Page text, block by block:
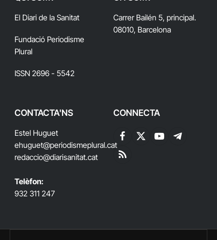
El Diari de la Sanitat
Fundació Periodisme
Plural
ISSN 2696 - 5542
Carrer Bailén 5, principal.
08010, Barcelona
CONTACTA'NS
Estel Huguet
ehuguet@periodismeplural.cat
redaccio@diarisanitat.cat
Telèfon:
932 311 247
CONNECTA
Facebook
X
YouTubeTelegram
RSS